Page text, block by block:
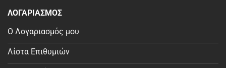
ΛΟΓΑΡΙΑΣΜΟΣ
Ο Λογαριασμός μου
Λίστα Επιθυμιών